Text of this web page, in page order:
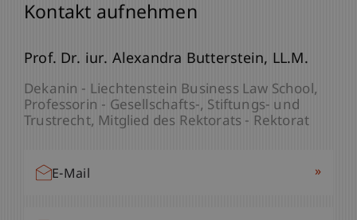
Kontakt aufnehmen
lic. iur. FrédériqueLambrecht LL.M.
Studiengangsmanager - Gesellschafts-,
Stiftungs- und Trustrecht
Kontakt aufnehmen
Prof. Dr. iur. Alexandra Butterstein LL.M.
Dekanin - Liechtenstein Business Law School
Professorin - Gesellschafts-, Stiftungs- und
Trustrecht Mitglied des Rektorats - Rektorat
E-Mail »